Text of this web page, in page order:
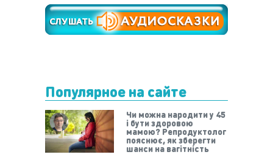
Популярное на сайте
Чи можна народити у 45
і бути здоровою
мамою? Репродуктолог
пояснює, як зберегти
шанси на вагітність